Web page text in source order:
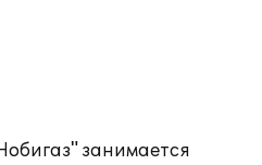
занимается